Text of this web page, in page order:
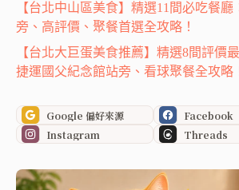
【台北中山區美食】精選11間必吃餐廳
旁、高評價、聚餐首選全攻略！
【台北大巨蛋美食推薦】精選8間評價
捷運國父紀念館站旁、看球聚餐全攻略
Google 偏好來源
Facebook
Instagram
Threads